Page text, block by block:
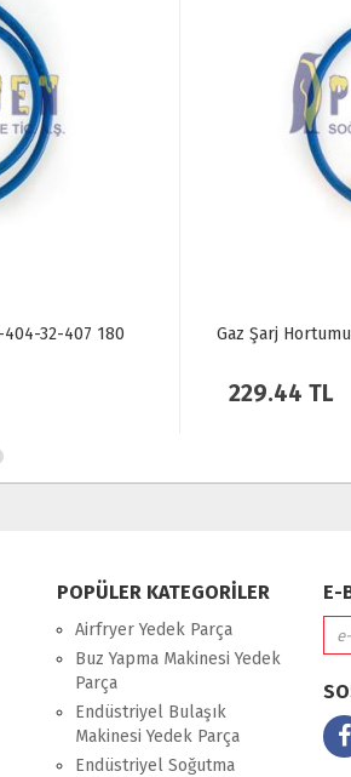
32-407 180
Gaz Şarj
229.44 TL
POPÜLER KATEGORİLER
Airfryer Yedek Parça
Buz Yapma Makinesi Yedek
Parça
Endüstriyel Bulaşık
Makinesi Yedek Parça
Endüstriyel Soğutma
E-